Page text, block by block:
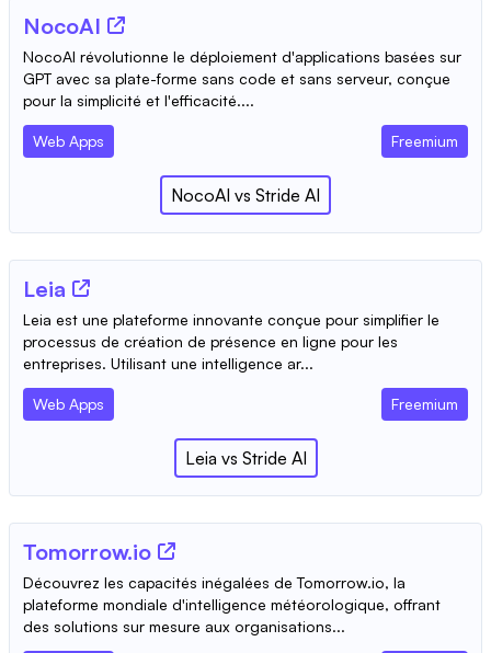
NocoAI
NocoAI révolutionne le déploiement d'applications basées sur
GPT avec sa plate-forme sans code et sans serveur, conçue
pour la simplicité et l'efficacité....
Web Apps Freemium
NocoAI vs Stride AI
Leia
Leia est une plateforme innovante conçue pour simplifier le
processus de création de présence en ligne pour les
entreprises. Utilisant une intelligence ar...
Web Apps Freemium
Leia vs Stride AI
Tomorrow.io
Découvrez les capacités inégalées de Tomorrow.io, la
plateforme mondiale d'intelligence météorologique, offrant
des solutions sur mesure aux organisations...